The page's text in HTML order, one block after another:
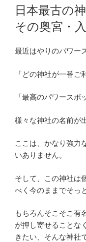
稿
日:
日本最古の
その奥宮・
最近はやりのパワー
「どの神社が一番ご
「最高のパワースポ
様々な神社の名前が
ここは、かなり強力
いありません。
そして、この神社は
べく今のままでそっ
もちろんそこそこ有
が押し寄せることな
きたい、そんな神社